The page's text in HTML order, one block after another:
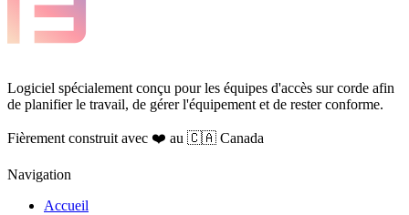
Logiciel spécialement conçu pour les équipes d'accès sur corde afin
de planifier le travail, de gérer l'équipement et de rester conforme.
Fièrement construit avec ❤️ au 🇨🇦 Canada
Navigation
Accueil